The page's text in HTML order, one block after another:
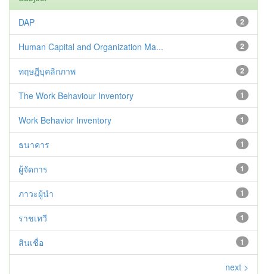
2
DAP
2
Human Capital and Organization Ma...
2
ทฤษฎีบุคลิกภาพ
1
The Work Behaviour Inventory
1
Work Behavior Inventory
1
ธนาคาร
1
ผู้จัดการ
1
ภาวะผู้นำ
1
ราชเทวี
1
สินเชื่อ
next >